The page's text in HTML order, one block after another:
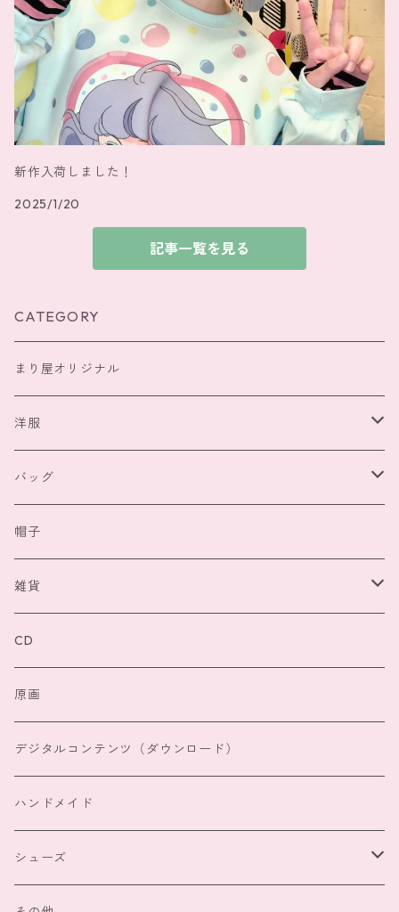
新作入荷しました！
2025/1/20
記事一覧を見る
CATEGORY
まり屋オリジナル
洋服
トップス
スカラー
フィリル
ボトムス
スカラー
フィリル
ワンピース
スカラー
フィリル
アウター
スカラー
フィリル
マフラー、手袋
レインウェア
バッグ
ポーチ
バッグ
帽子
雑貨
猫雑貨
CD
原画
デジタルコンテンツ（ダウンロード）
ハンドメイド
シューズ